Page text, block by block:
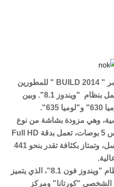
كشفت شركة "نوكيا" في مؤتمر " BUILD 2014 " للمطورين
عن أول الهواتف الذكية التي تعمل بنظام "ويندوز 8.1". وبين
نسخة رئيسية، وهي مزودة بشاشة من نوع
ClearBlack AMOLEDبقياس 5 بوصات، تعمل بدقة Full HD
ودرجة وضوح 1920×1080 بكسل، وتمتاز بكثافة تقدر بنحو 441
ويعمل الهاتف الذكي الجديد بنظام "ويندوز فون 8.1"، الذي يتميز
الشخصي "كورتانا" ومركز